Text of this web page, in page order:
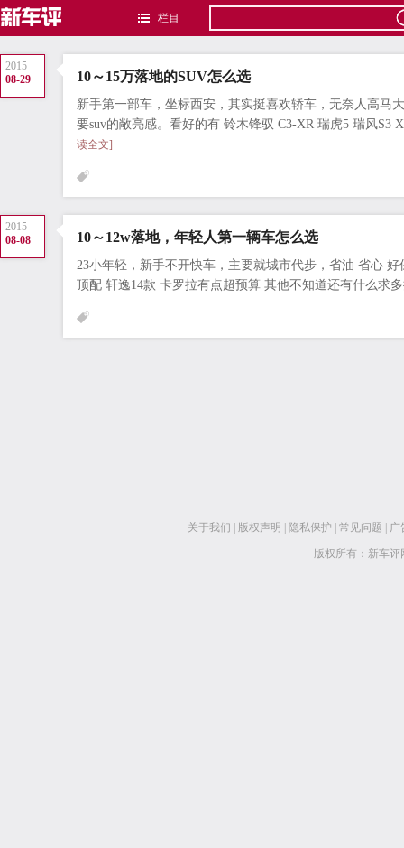
栏目
2015
08-29
10～15万落地的SUV怎么选
新手第一部车，坐标西安，其实挺喜欢轿车，无奈人高马
要suv的敞亮感。看好的有 铃木锋驭 C3-XR 瑞虎5 瑞风S3
读全文]
2015
08-08
10～12w落地，年轻人第一辆车怎么选
23小年轻，新手不开快车，主要就城市代步，省油 省心
顶配 轩逸14款 卡罗拉有点超预算 其他不知道还有什么求
关于我们 版权声明 隐私保护 常见问题 广
版权所有：新车评